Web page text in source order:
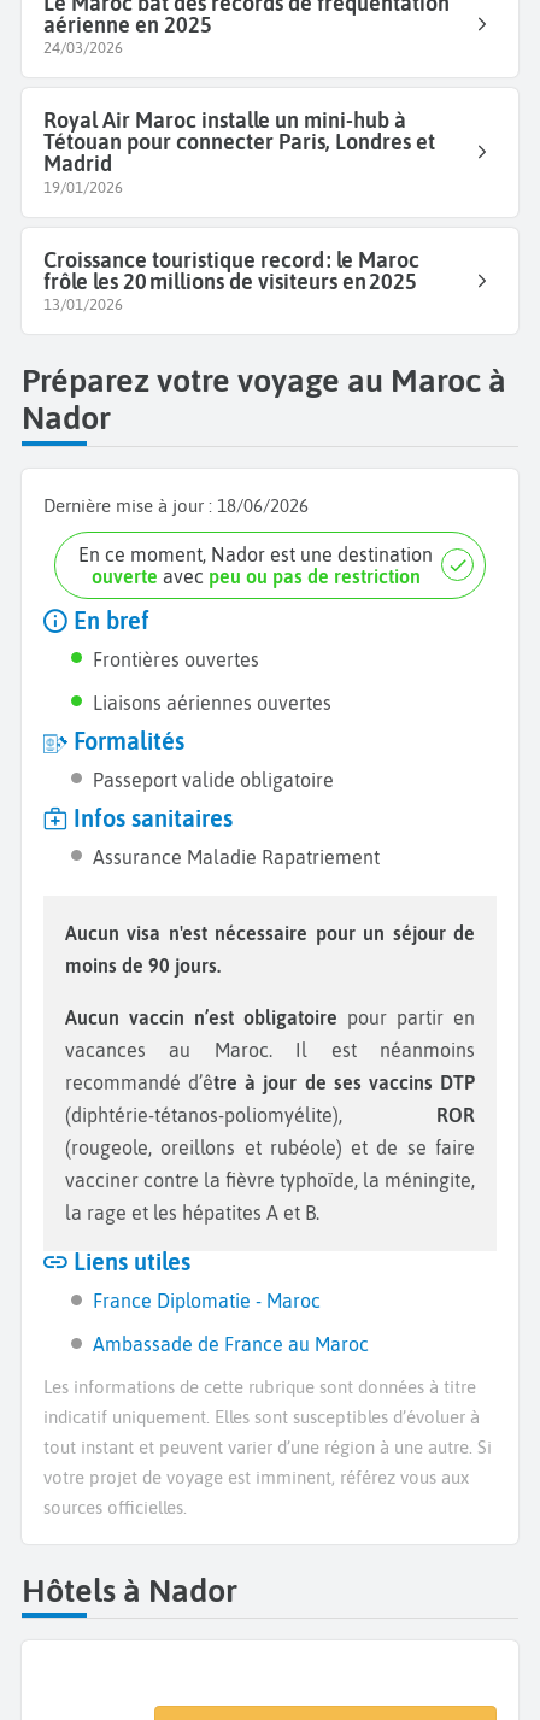
aérienne en 2025
24/03/2026
Royal Air Maroc installe un mini-hub à
Tétouan pour connecter Paris, Londres et
Madrid
19/01/2026
Croissance touristique record : le Maroc
frôle les 20 millions de visiteurs en 2025
13/01/2026
Préparez votre voyage au Maroc à
Nador
Dernière mise à jour : 18/06/2026
En ce moment, Nador est une destination
ouverte avec peu ou pas de restriction
En bref
Frontières ouvertes
Liaisons aériennes ouvertes
Formalités
Passeport valide obligatoire
Infos sanitaires
Assurance Maladie Rapatriement
Aucun visa n'est nécessaire pour un séjour de
moins de 90 jours.
Aucun vaccin n’est obligatoire pour partir en
vacances au Maroc. Il est néanmoins
recommandé d’être à jour de ses vaccins DTP
(diphtérie-tétanos-poliomyélite), ROR
(rougeole, oreillons et rubéole) et de se faire
vacciner contre la fièvre typhoïde, la méningite,
la rage et les hépatites A et B.
Liens utiles
France Diplomatie - Maroc
Ambassade de France au Maroc
Les informations de cette rubrique sont données à titre
indicatif uniquement. Elles sont susceptibles d’évoluer à
tout instant et peuvent varier d’une région à une autre. Si
votre projet de voyage est imminent, référez vous aux
sources officielles.
Hôtels à Nador